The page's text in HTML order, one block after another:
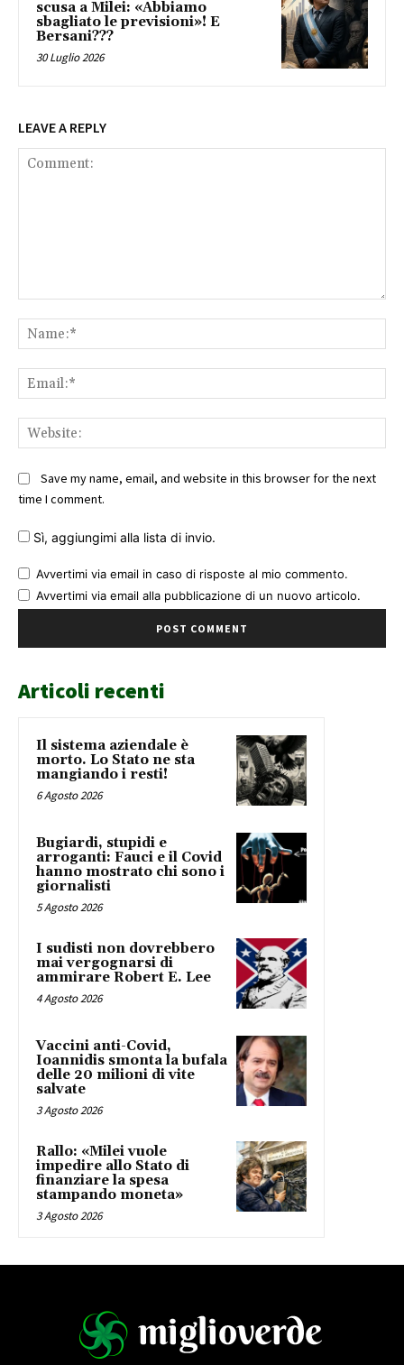
scusa a Milei: «Abbiamo
sbagliato le previsioni»! E
Bersani???
30 Luglio 2026
LEAVE A REPLY
Save my name, email, and website in this browser for the next
time I comment.
Sì, aggiungimi alla lista di invio.
Avvertimi via email in caso di risposte al mio commento.
Avvertimi via email alla pubblicazione di un nuovo articolo.
Articoli recenti
Il sistema aziendale è
morto. Lo Stato ne sta
mangiando i resti!
6 Agosto 2026
Bugiardi, stupidi e
arroganti: Fauci e il Covid
hanno mostrato chi sono i
giornalisti
5 Agosto 2026
I sudisti non dovrebbero
mai vergognarsi di
ammirare Robert E. Lee
4 Agosto 2026
Vaccini anti-Covid,
Ioannidis smonta la bufala
delle 20 milioni di vite
salvate
3 Agosto 2026
Rallo: «Milei vuole
impedire allo Stato di
finanziare la spesa
stampando moneta»
3 Agosto 2026